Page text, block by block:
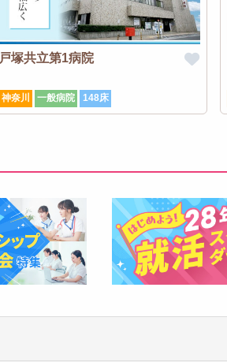
戸塚共立第1病院
神奈川 一般病院 148床